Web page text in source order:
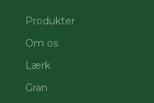
Produkter
Om os
Lærk
Gran